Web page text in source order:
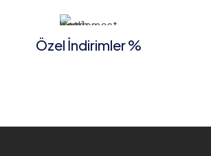
Özel İndirimler %